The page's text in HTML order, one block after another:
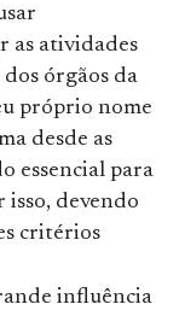
as atividades
órgãos da
próprio nome
desde as
essencial para
isso, devendo
critérios
influência